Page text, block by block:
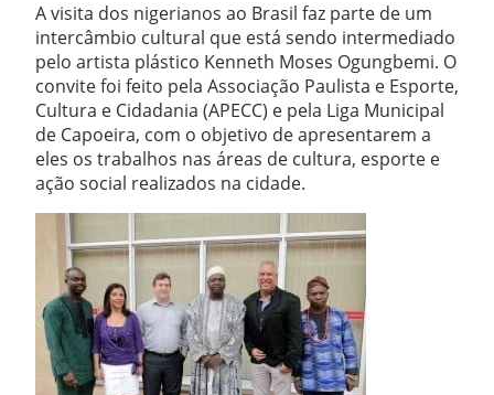
A visita dos nigerianos ao Brasil faz parte de um
intercâmbio cultural que está sendo intermediado
pelo artista plástico Kenneth Moses Ogungbemi. O
convite foi feito pela Associação Paulista e Esporte,
Cultura e Cidadania (APECC) e pela Liga Municipal
de Capoeira, com o objetivo de apresentarem a
eles os trabalhos nas áreas de cultura, esporte e
ação social realizados na cidade.